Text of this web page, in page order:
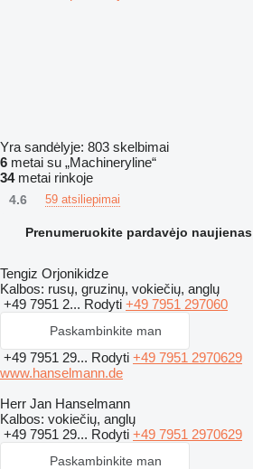
Yra sandėlyje: 803 skelbimai
6 metai su „Machineryline“
34metai rinkoje
4.6 59 atsiliepimai
Prenumeruokite pardavėjo naujienas
Tengiz Orjonikidze
Kalbos: rusų, gruzinų, vokiečių, anglų
+49 7951 2... Rodyti +49 7951 297060
Paskambinkite man
+49 7951 29... Rodyti +49 7951 2970629
www.hanselmann.de
Herr Jan Hanselmann
Kalbos: vokiečių, anglų
+49 7951 29... Rodyti +49 7951 2970629
Paskambinkite man